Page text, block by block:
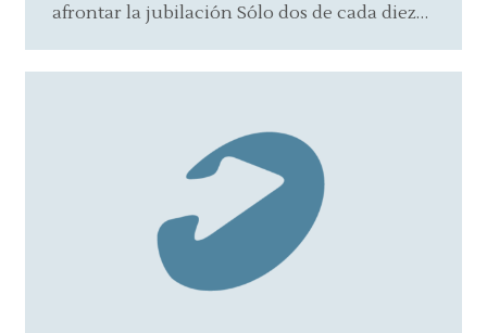
afrontar la jubilación Sólo dos de cada diez…